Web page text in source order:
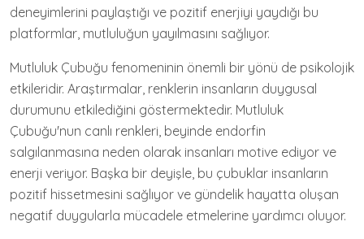
deneyimlerini paylaştığı ve pozitif enerjiyi yaydığı bu
platformlar, mutluluğun yayılmasını sağlıyor.
Mutluluk Çubuğu fenomeninin önemli bir yönü de psikolojik
etkileridir. Araştırmalar, renklerin insanların duygusal
durumunu etkilediğini göstermektedir. Mutluluk
Çubuğu'nun canlı renkleri, beyinde endorfin
salgılanmasına neden olarak insanları motive ediyor ve
enerji veriyor. Başka bir deyişle, bu çubuklar insanların
pozitif hissetmesini sağlıyor ve gündelik hayatta oluşan
negatif duygularla mücadele etmelerine yardımcı oluyor.